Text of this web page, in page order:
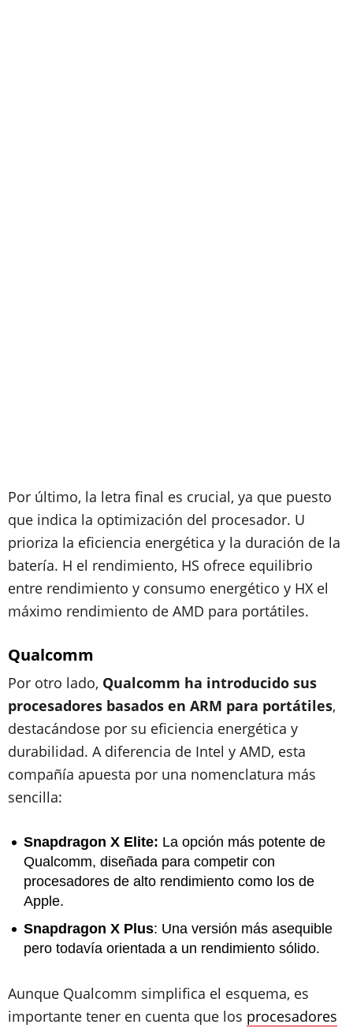
Por último, la letra final es crucial, ya que puesto
que indica la optimización del procesador. U
prioriza la eficiencia energética y la duración de la
batería. H el rendimiento, HS ofrece equilibrio
entre rendimiento y consumo energético y HX el
máximo rendimiento de AMD para portátiles.
Qualcomm
Por otro lado, Qualcomm ha introducido sus
procesadores basados en ARM para portátiles,
destacándose por su eficiencia energética y
durabilidad. A diferencia de Intel y AMD, esta
compañía apuesta por una nomenclatura más
sencilla:
Snapdragon X Elite: La opción más potente de
Qualcomm, diseñada para competir con
procesadores de alto rendimiento como los de
Apple.
Snapdragon X Plus: Una versión más asequible
pero todavía orientada a un rendimiento sólido.
Aunque Qualcomm simplifica el esquema, es
importante tener en cuenta que los procesadores